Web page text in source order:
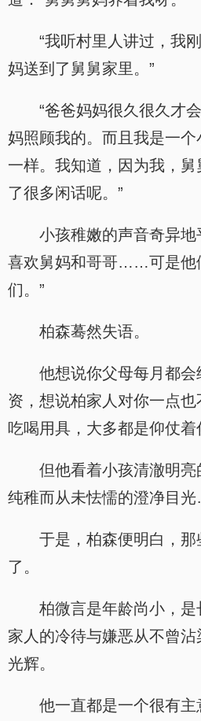
“我听村里人讲过，我
妈送到了舅舅家里。”
“爸爸妈妈很久很久才
妈照顾我的。而且我是一
一样。我知道，因为我，
了很多闲话呢。”
小孩稚嫩的声音奇异地
喜欢舅妈和哥哥……可是他
们。”
柏森蓦然失语。
他想说你父母每月都
资，想说柏家人对你一点
吃喝用具，大多都是仰仗
但他看着小孩清澈明
纯稚而从未怯懦的澄净目
于是，柏森便明白，那
了。
柏微言是年龄尚小，
家人的冷待与嫌恶从不曾
光辉。
他一直都是一个很有主